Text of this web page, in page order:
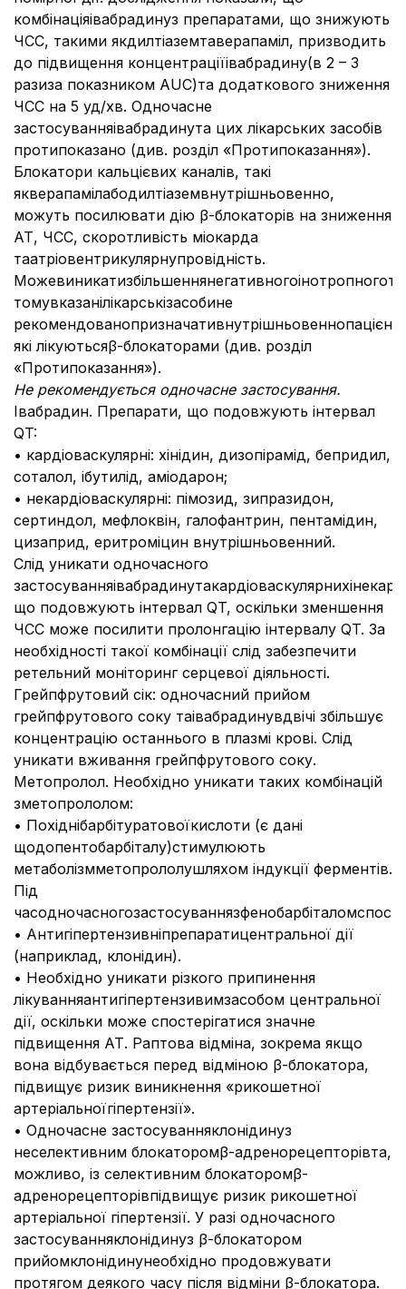
комбінаціяівабрадинуз препаратами, що знижують
ЧСС, такими якдилтіаземтаверапаміл, призводить
до підвищення концентраціїівабрадину(в 2 – 3
разиза показником AUC)та додаткового зниження
ЧСС на 5 уд/хв. Одночасне
застосуванняівабрадинута цих лікарських засобів
протипоказано (див. розділ «Протипоказання»).
Блокатори кальцієвих каналів, такі
якверапамілабодилтіаземвнутрішньовенно,
можуть посилювати дію β-блокаторів на зниження
АТ, ЧСС, скоротливість міокарда
таатріовентрикулярнупровідність.
томувказанілікарськізасобине
які лікуютьсяβ-блокаторами (див. розділ
«Протипоказання»).
Не рекомендується одночасне застосування.
Івабрадин. Препарати, що подовжують інтервал
QT:
• кардіоваскулярні: хінідин, дизопірамід, бепридил,
соталол, ібутилід, аміодарон;
• некардіоваскулярні: пімозид, зипразидон,
сертиндол, мефлоквін, галофантрин, пентамідин,
цизаприд, еритроміцин внутрішньовенний.
Слід уникати одночасного
що подовжують інтервал QT, оскільки зменшення
ЧСС може посилити пролонгацію інтервалу QT. За
необхідності такої комбінації слід забезпечити
ретельний моніторинг серцевої діяльності.
Грейпфрутовий сік: одночасний прийом
грейпфрутового соку таівабрадинувдвічі збільшує
концентрацію останнього в плазмі крові. Cлід
уникати вживання грейпфрутового соку.
Метопролол. Необхідно уникати таких комбінацій
зметопрололом:
• Похіднібарбітуратовоїкислоти (є дані
щодопентобарбіталу)стимулюють
метаболізмметопрололушляхом індукції ферментів.
Під
• Антигіпертензивніпрепаратицентральної дії
(наприклад, клонідин).
• Необхідно уникати різкого припинення
лікуванняантигіпертензивимзасобом центральної
дії, оскільки може спостерігатися значне
підвищення АТ. Раптова відміна, зокрема якщо
вона відбувається перед відміною β-блокатора,
підвищує ризик виникнення «рикошетної
артеріальноїгіпертензії».
• Одночасне застосуванняклонідинуз
неселективним блокаторомβ-адренорецепторівта,
можливо, із селективним блокаторомβ-
адренорецепторівпідвищує ризик рикошетної
артеріальної гіпертензії. У разі одночасного
застосуванняклонідинуз β-блокатором
прийомклонідинунеобхідно продовжувати
протягом деякого часу після відміни β-блокатора.